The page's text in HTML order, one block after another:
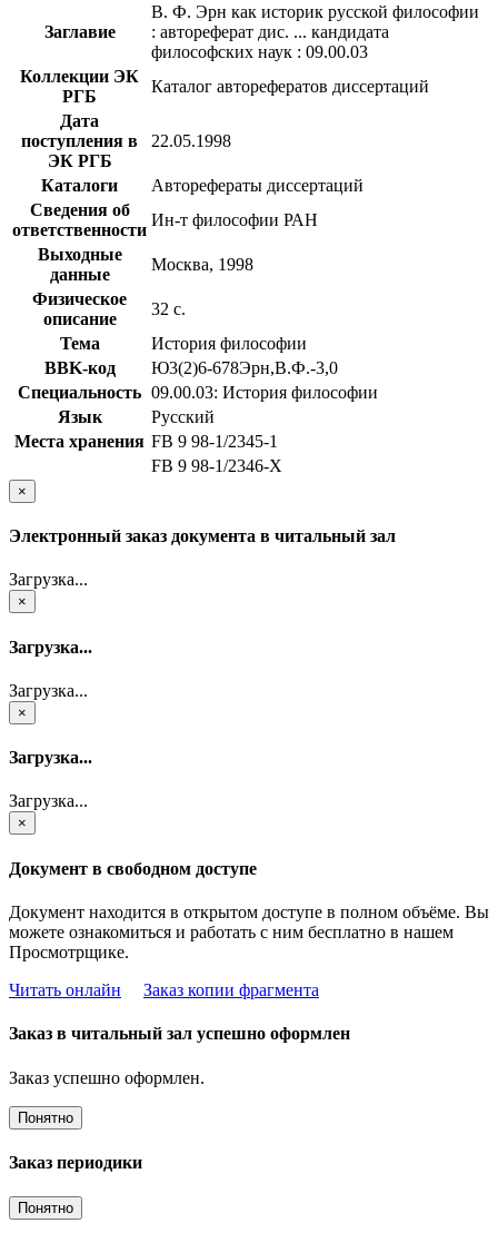
Заглавие
В. Ф. Эрн как историк русской философии
: автореферат дис. ... кандидата
философских наук : 09.00.03
Коллекции ЭК
РГБ
Каталог авторефератов диссертаций
Дата
поступления в
ЭК РГБ
22.05.1998
Каталоги
Авторефераты диссертаций
Сведения об
ответственности
Ин-т философии РАН
Выходные
данные
Москва, 1998
Физическое
описание
32 с.
Тема
История философии
BBK-код
Ю3(2)6-678Эрн,В.Ф.-3,0
Специальность 09.00.03: История философии
Язык
Русский
Места хранения FB 9 98-1/2345-1
FB 9 98-1/2346-X
×
Электронный заказ документа в читальный зал
Загрузка...
×
Загрузка...
Загрузка...
×
Загрузка...
Загрузка...
×
Документ в свободном доступе
Документ находится в открытом доступе в полном объёме. Вы
можете ознакомиться и работать с ним бесплатно в нашем
Просмотрщике.
Читать онлайн
Заказ копии фрагмента
Заказ в читальный зал успешно оформлен
Заказ успешно оформлен.
Понятно
Заказ периодики
Понятно